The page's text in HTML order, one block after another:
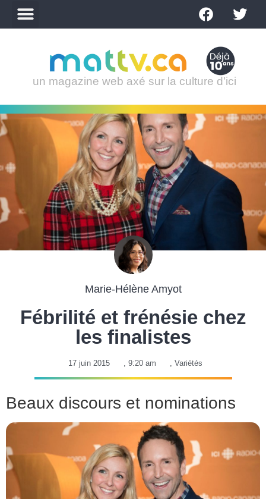
un magazine web axé sur la culture d’ici
Marie-Hélène Amyot
Fébrilité et frénésie chez
les finalistes
17 juin 2015 , 9:20 am , Variétés
Beaux discours et nominations